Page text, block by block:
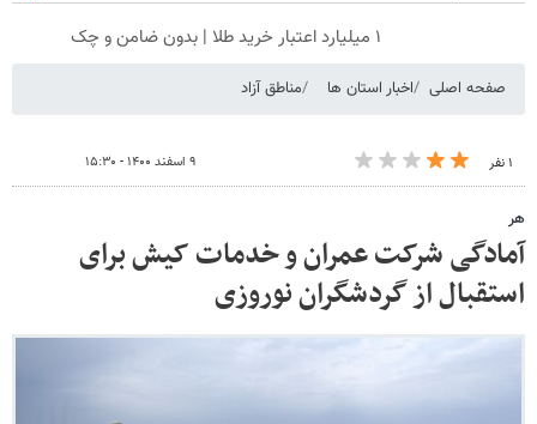
۱ میلیارد اعتبار خرید طلا | بدون ضامن و چک
صفحه اصلی اخبار استان ها مناطق آزاد
۱ نفر ۹ اسفند ۱۴۰۰ - ۱۵:۳۰
هر
آمادگی شرکت عمران و خدمات کیش برای
استقبال از گردشگران نوروزی